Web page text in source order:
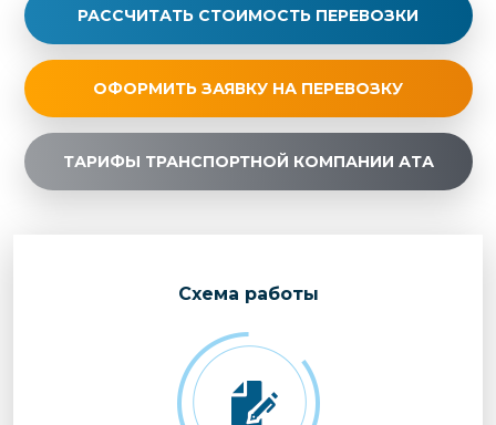
РАССЧИТАТЬ СТОИМОСТЬ ПЕРЕВОЗКИ
ОФОРМИТЬ ЗАЯВКУ НА ПЕРЕВОЗКУ
ТАРИФЫ ТРАНСПОРТНОЙ КОМПАНИИ АТА
Cхема работы